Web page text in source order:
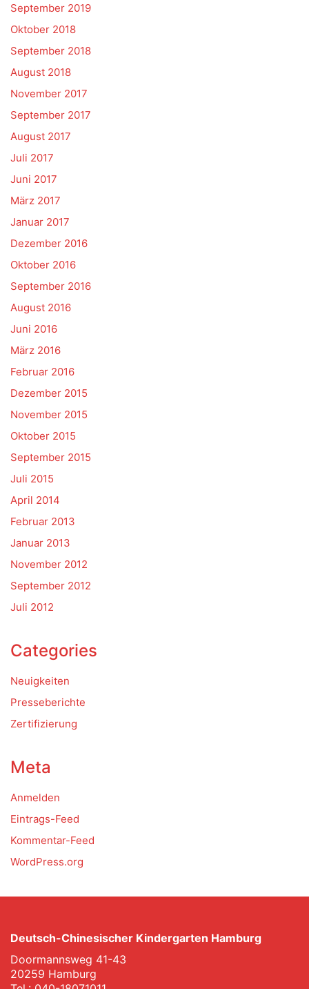
September 2019
Oktober 2018
September 2018
August 2018
November 2017
September 2017
August 2017
Juli 2017
Juni 2017
März 2017
Januar 2017
Dezember 2016
Oktober 2016
September 2016
August 2016
Juni 2016
März 2016
Februar 2016
Dezember 2015
November 2015
Oktober 2015
September 2015
Juli 2015
April 2014
Februar 2013
Januar 2013
November 2012
September 2012
Juli 2012
Categories
Neuigkeiten
Presseberichte
Zertifizierung
Meta
Anmelden
Eintrags-Feed
Kommentar-Feed
WordPress.org
Deutsch-Chinesischer Kindergarten Hamburg
Doormannsweg 41-43
20259 Hamburg